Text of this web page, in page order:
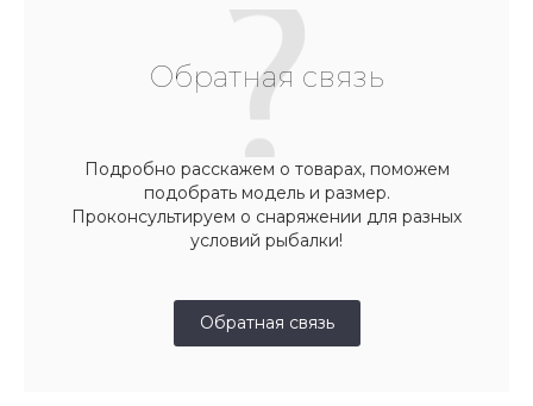
Обратная связь
Подробно расскажем о товарах, поможем
подобрать модель и размер.
Проконсультируем о снаряжении для разных
условий рыбалки!
Обратная связь